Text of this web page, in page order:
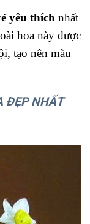
yêu thích nhất
hoa này được
tạo nên màu
ĐẸP NHẤT